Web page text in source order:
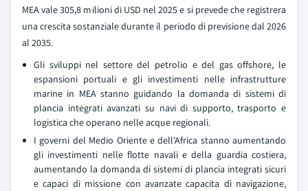
MEA vale 305,8 milioni di USD nel 2025 e si prevede che registrera
una crescita sostanziale durante il periodo di previsione dal 2026
al 2035.
Gli sviluppi nel settore del petrolio e del gas offshore, le
espansioni portuali e gli investimenti nelle infrastrutture
marine in MEA stanno guidando la domanda di sistemi di
plancia integrati avanzati su navi di supporto, trasporto e
logistica che operano nelle acque regionali.
I governi del Medio Oriente e dell'Africa stanno aumentando
gli investimenti nelle flotte navali e della guardia costiera,
aumentando la domanda di sistemi di plancia integrati sicuri
e capaci di missione con avanzate capacita di navigazione,